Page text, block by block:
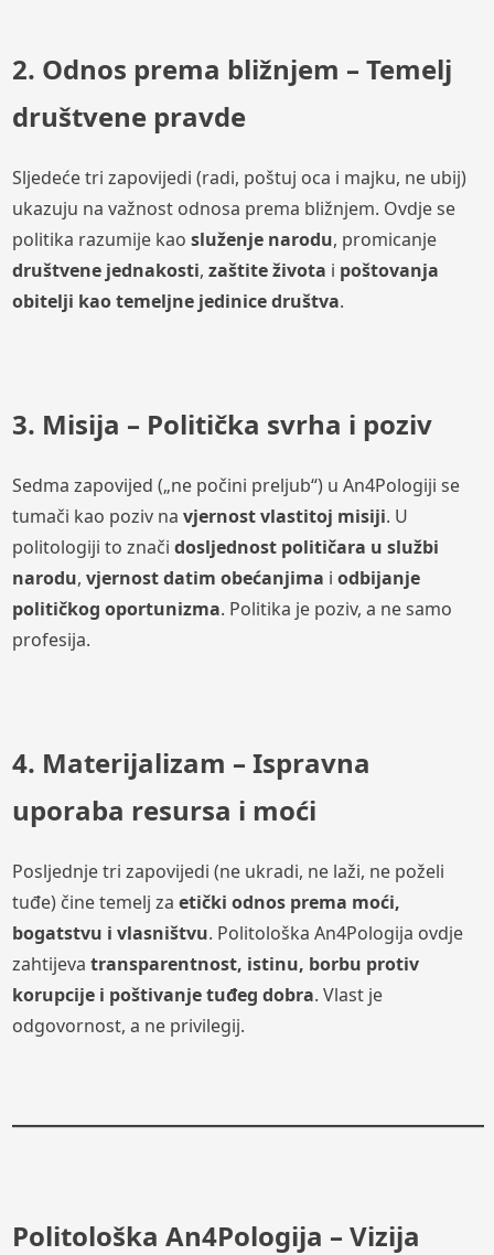
2. Odnos prema bližnjem – Temelj
društvene pravde
Sljedeće tri zapovijedi (radi, poštuj oca i majku, ne ubij)
ukazuju na važnost odnosa prema bližnjem. Ovdje se
politika razumije kao služenje narodu, promicanje
društvene jednakosti, zaštite života i poštovanja
obitelji kao temeljne jedinice društva.
3. Misija – Politička svrha i poziv
Sedma zapovijed („ne počini preljub“) u An4Pologiji se
tumači kao poziv na vjernost vlastitoj misiji. U
politologiji to znači dosljednost političara u službi
narodu, vjernost datim obećanjima i odbijanje
političkog oportunizma. Politika je poziv, a ne samo
profesija.
4. Materijalizam – Ispravna
uporaba resursa i moći
Posljednje tri zapovijedi (ne ukradi, ne laži, ne poželi
tuđe) čine temelj za etički odnos prema moći,
bogatstvu i vlasništvu. Politološka An4Pologija ovdje
zahtijeva transparentnost, istinu, borbu protiv
korupcije i poštivanje tuđeg dobra. Vlast je
odgovornost, a ne privilegij.
Politološka An4Pologija – Vizija